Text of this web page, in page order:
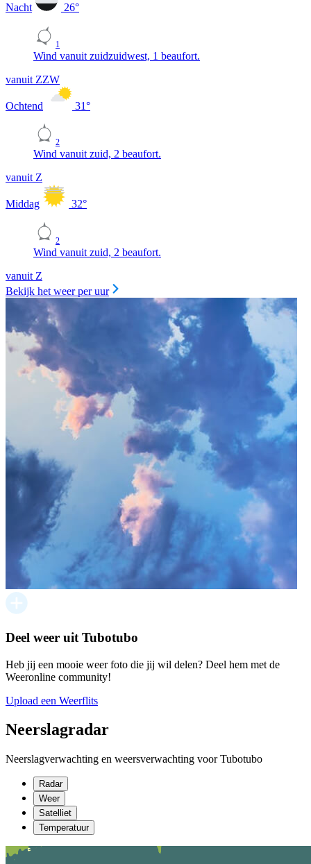
Nacht 26°
1
Wind vanuit zuidzuidwest, 1 beaufort.
vanuit ZZW
Ochtend 31°
2
Wind vanuit zuid, 2 beaufort.
vanuit Z
Middag 32°
2
Wind vanuit zuid, 2 beaufort.
vanuit Z
Bekijk het weer per uur
Deel weer uit Tubotubo
Heb jij een mooie weer foto die jij wil delen? Deel hem met de
Weeronline community!
Upload een Weerflits
Neerslagradar
Neerslagverwachting en weersverwachting voor Tubotubo
Radar
Weer
Satelliet
Temperatuur